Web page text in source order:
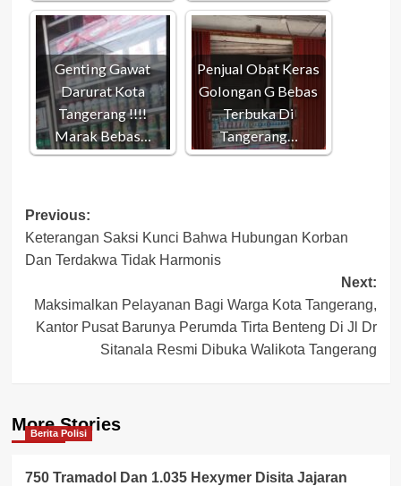
Genting Gawat
Darurat Kota
Tangerang !!!!
Marak Bebas…
Penjual Obat Keras
Golongan G Bebas
Terbuka Di
Tangerang…
Post
navigation
Previous:
Keterangan Saksi Kunci Bahwa Hubungan Korban
Dan Terdakwa Tidak Harmonis
Next:
Maksimalkan Pelayanan Bagi Warga Kota Tangerang,
Kantor Pusat Barunya Perumda Tirta Benteng Di Jl Dr
Sitanala Resmi Dibuka Walikota Tangerang
More Stories
Berita Polisi
750 Tramadol Dan 1.035 Hexymer Disita Jajaran